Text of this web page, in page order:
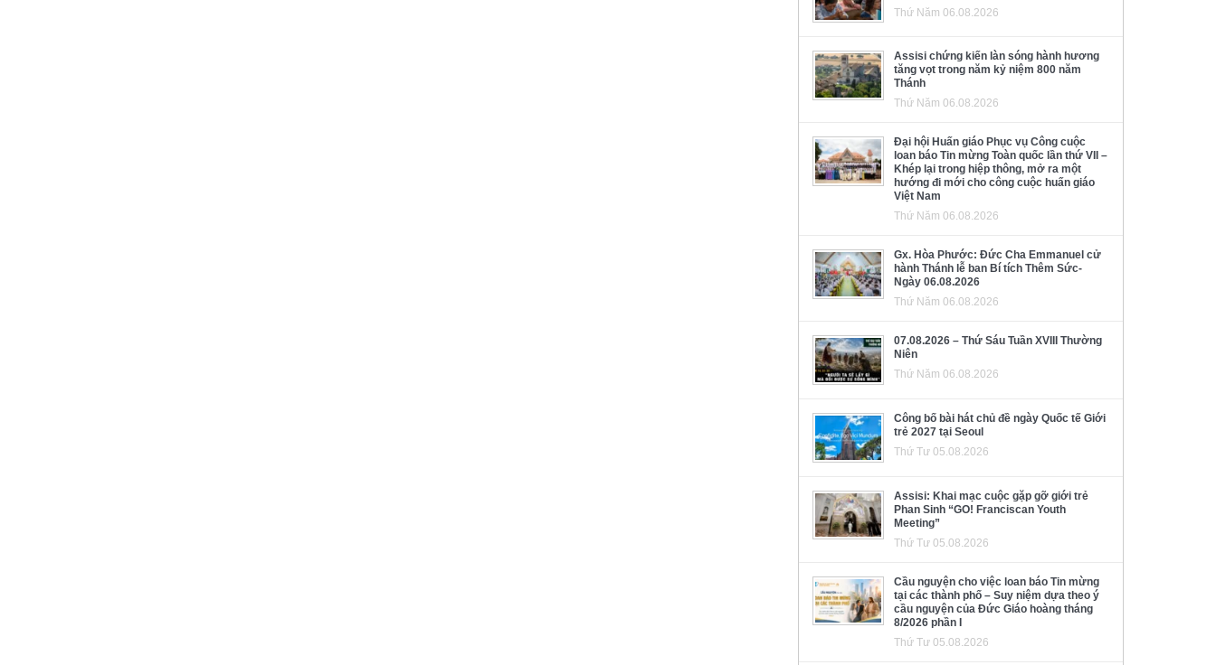
Thứ Năm 06.08.2026
Assisi chứng kiến làn sóng hành hương
tăng vọt trong năm kỷ niệm 800 năm
Thánh
Thứ Năm 06.08.2026
Đại hội Huấn giáo Phục vụ Công cuộc
loan báo Tin mừng Toàn quốc lần thứ VII –
Khép lại trong hiệp thông, mở ra một
hướng đi mới cho công cuộc huấn giáo
Việt Nam
Thứ Năm 06.08.2026
Gx. Hòa Phước: Đức Cha Emmanuel cử
hành Thánh lễ ban Bí tích Thêm Sức-
Ngày 06.08.2026
Thứ Năm 06.08.2026
07.08.2026 – Thứ Sáu Tuần XVIII Thường
Niên
Thứ Năm 06.08.2026
Công bố bài hát chủ đề ngày Quốc tế Giới
trẻ 2027 tại Seoul
Thứ Tư 05.08.2026
Assisi: Khai mạc cuộc gặp gỡ giới trẻ
Phan Sinh “GO! Franciscan Youth
Meeting”
Thứ Tư 05.08.2026
Cầu nguyện cho việc loan báo Tin mừng
tại các thành phố – Suy niệm dựa theo ý
cầu nguyện của Đức Giáo hoàng tháng
8/2026 phần I
Thứ Tư 05.08.2026